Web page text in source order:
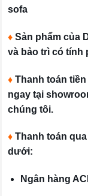
sofa
♦ Sản phẩm của
và bảo trì có tính
♦ Thanh toán
ngay tại
chúng tôi.
♦ Thanh toán
dưới:
Ngân hàng